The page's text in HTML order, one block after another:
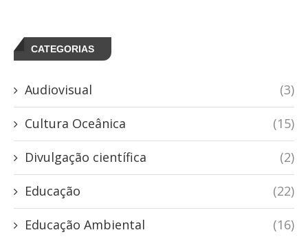
CATEGORIAS
Audiovisual (3)
Cultura Oceânica (15)
Divulgação científica (2)
Educação (22)
Educação Ambiental (16)